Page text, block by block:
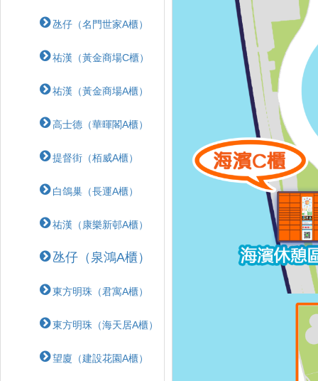
氹仔（名門世家A櫃）
祐漢（黃金商場C櫃）
祐漢（黃金商場A櫃）
高士德（華暉閣A櫃）
提督街（栢威A櫃）
白鴿巢（長運A櫃）
祐漢（康樂新邨A櫃）
氹仔（泉鴻A櫃）
東方明珠（君寓A櫃）
東方明珠（海天居A櫃）
望廈（建設花園A櫃）